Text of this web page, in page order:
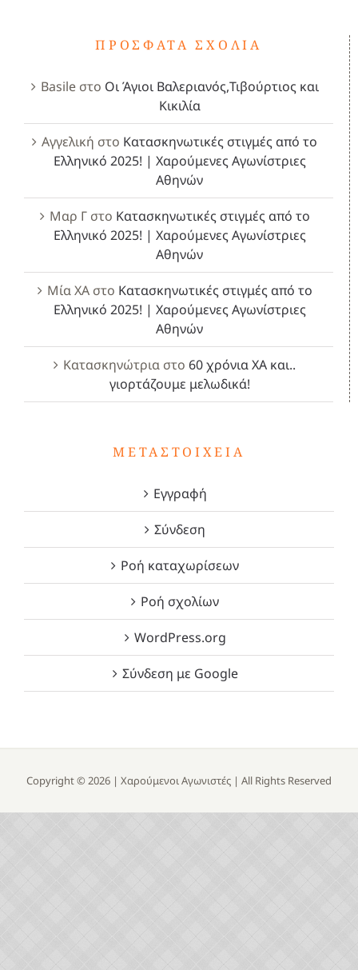
ΠΡΌΣΦΑΤΑ ΣΧΌΛΙΑ
Basileστο Οι Άγιοι Βαλεριανός,Τιβούρτιος και
Κικιλία
Αγγελική στο Κατασκηνωτικές στιγμές από το
Ελληνικό 2025! | Χαρούμενες Αγωνίστριες
Αθηνών
Μαρ Γστο Κατασκηνωτικές στιγμές από το
Ελληνικό 2025! | Χαρούμενες Αγωνίστριες
Αθηνών
Μία ΧΑστο Κατασκηνωτικές στιγμές από το
Ελληνικό 2025! | Χαρούμενες Αγωνίστριες
Αθηνών
Κατασκηνώτρια στο 60 χρόνια ΧΑ και..
γιορτάζουμε μελωδικά!
ΜΕΤΑΣΤΟΙΧΕΊΑ
Εγγραφή
Σύνδεση
Ροή καταχωρίσεων
Ροή σχολίων
WordPress.org
Σύνδεση με Google
Copyright © 2026 | Χαρούμενοι Αγωνιστές | All Rights Reserved